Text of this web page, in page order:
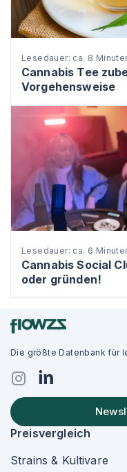
Lesedauer: ca. 8
Cannabis Tee
Vorgehensweise
Lesedauer: ca. 6
Cannabis Social
oder gründen!
Die größte Datenbank für
Preisvergleich
Strains & Kultivare